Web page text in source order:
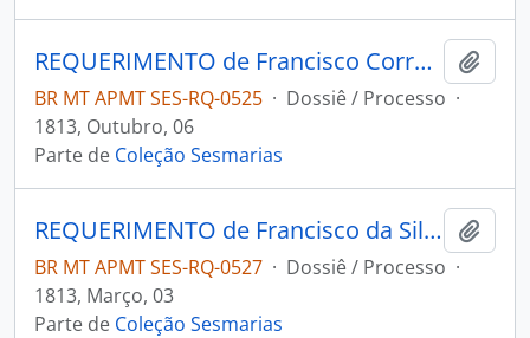
REQUERIMENTO de Francisco Correa de Oliveira ao Governador e Capitão-General da Capitania de Mato Grosso João Carlos Augusto D´Oeynhausen e Gravemberg.
BR MT APMT SES-RQ-0525 · Dossiê / Processo ·
1813, Outubro, 06
Parte de Coleção Sesmarias
REQUERIMENTO de Francisco da Silva Rondon ao Governador e Capitão-General da Capitania de Mato Grosso João Carlos Augusto D´Oeynhausen e Gravemberg.
BR MT APMT SES-RQ-0527 · Dossiê / Processo ·
1813, Março, 03
Parte de Coleção Sesmarias